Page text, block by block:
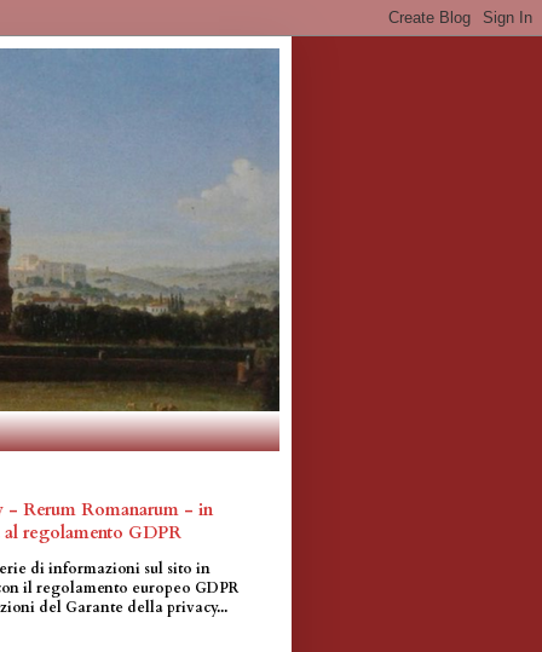
- Rerum Romanarum - in
al regolamento GDPR
di informazioni sul sito in
il regolamento europeo GDPR
del Garante della privacy...